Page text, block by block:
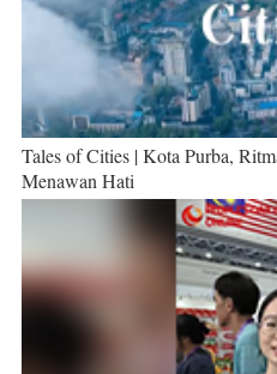
Tales of Cities | Kota Purba,
Menawan Hati